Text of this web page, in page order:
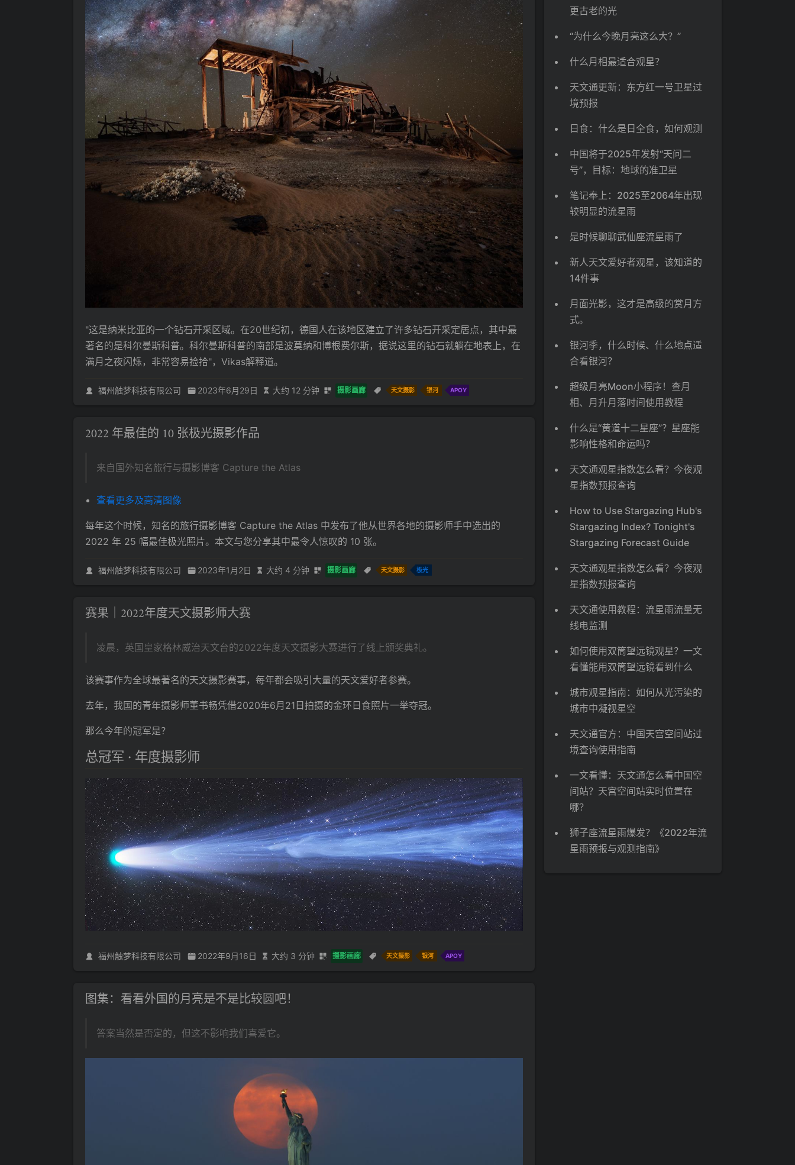
"这是纳米比亚的一个钻石开采区域。在20世纪初，德国人在该地区建立了许多钻石开采定居点，其中最
著名的是科尔曼斯科普。科尔曼斯科普的南部是波莫纳和博根费尔斯，据说这里的钻石就躺在地表上，在
满月之夜闪烁，非常容易捡拾"，Vikas解释道。
福州触梦科技有限公司 2023年6月29日 大约 12 分钟 摄影画廊 天文摄影 银河 APOY
2022 年最佳的 10 张极光摄影作品
来自国外知名旅行与摄影博客 Capture the Atlas
查看更多及高清图像
每年这个时候，知名的旅行摄影博客 Capture the Atlas 中发布了他从世界各地的摄影师手中选出的
2022 年 25 幅最佳极光照片。本文与您分享其中最令人惊叹的 10 张。
福州触梦科技有限公司 2023年1月2日 大约 4 分钟 摄影画廊 天文摄影 极光
赛果｜2022年度天文摄影师大赛
凌晨，英国皇家格林威治天文台的2022年度天文摄影大赛进行了线上颁奖典礼。
该赛事作为全球最著名的天文摄影赛事，每年都会吸引大量的天文爱好者参赛。
去年，我国的青年摄影师董书畅凭借2020年6月21日拍摄的金环日食照片一举夺冠。
那么今年的冠军是？
总冠军 · 年度摄影师
福州触梦科技有限公司 2022年9月16日 大约 3 分钟 摄影画廊 天文摄影 银河 APOY
图集：看看外国的月亮是不是比较圆吧！
答案当然是否定的，但这不影响我们喜爱它。
更古老的光
“为什么今晚月亮这么大？”
什么月相最适合观星？
天文通更新：东方红一号卫星过
境预报
日食：什么是日全食，如何观测
中国将于2025年发射“天问二
号”，目标：地球的准卫星
笔记奉上：2025至2064年出现
较明显的流星雨
是时候聊聊武仙座流星雨了
新人天文爱好者观星，该知道的
14件事
月面光影，这才是高级的赏月方
式。
银河季，什么时候、什么地点适
合看银河？
超级月亮Moon小程序！查月
相、月升月落时间使用教程
什么是“黄道十二星座”？星座能
影响性格和命运吗？
天文通观星指数怎么看？今夜观
星指数预报查询
How to Use Stargazing Hub's
Stargazing Index? Tonight's
Stargazing Forecast Guide
天文通观星指数怎么看？今夜观
星指数预报查询
天文通使用教程：流星雨流量无
线电监测
如何使用双筒望远镜观星？一文
看懂能用双筒望远镜看到什么
城市观星指南：如何从光污染的
城市中凝视星空
天文通官方：中国天宫空间站过
境查询使用指南
一文看懂：天文通怎么看中国空
间站？天宫空间站实时位置在
哪？
狮子座流星雨爆发？《2022年流
星雨预报与观测指南》